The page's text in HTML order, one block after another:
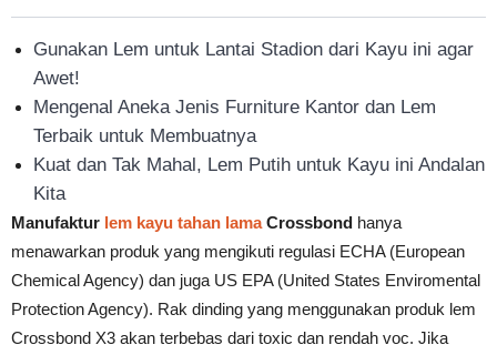
Gunakan Lem untuk Lantai Stadion dari Kayu ini agar
Awet!
Mengenal Aneka Jenis Furniture Kantor dan Lem
Terbaik untuk Membuatnya
Kuat dan Tak Mahal, Lem Putih untuk Kayu ini Andalan
Kita
Manufaktur lem kayu tahan lamaCrossbond hanya
menawarkan produk yang mengikuti regulasi ECHA (European
Chemical Agency) dan juga US EPA (United States Enviromental
Protection Agency). Rak dinding yang menggunakan produk lem
Crossbond X3 akan terbebas dari toxic dan rendah voc. Jika